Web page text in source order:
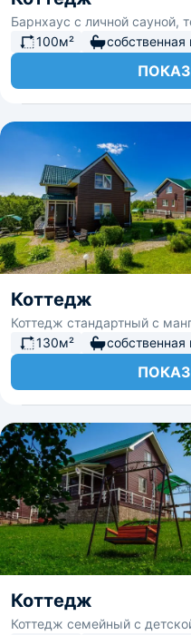
Барнхаус с личной сауной,
100м²
собственная
Коттедж
Коттедж стандартный с
130м²
собственная
Коттедж
Коттедж семейный с